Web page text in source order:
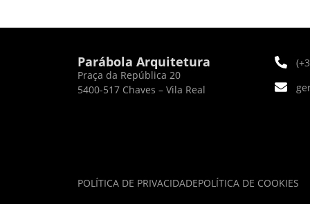
Parábola Arquitetura
Praça da República 20
5400-517 Chaves – Vila Real
POLÍTICA DE PRIVACIDADEPOLÍTICA DE COOKIES